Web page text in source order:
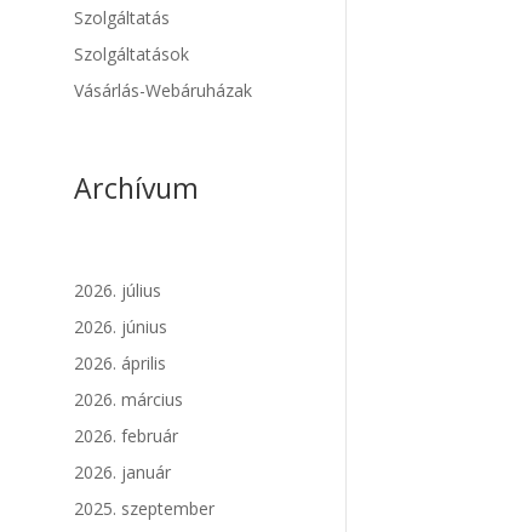
Szolgáltatás
Szolgáltatások
Vásárlás-Webáruházak
Archívum
2026. július
2026. június
2026. április
2026. március
2026. február
2026. január
2025. szeptember